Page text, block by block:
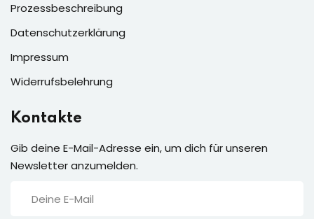
Prozessbeschreibung
Datenschutzerklärung
Impressum
Widerrufsbelehrung
Kontakte
Gib deine E-Mail-Adresse ein, um dich für unseren
Newsletter anzumelden.